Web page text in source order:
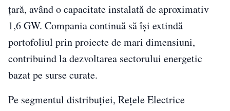
țară, având o capacitate instalată de aproximativ
1,6 GW. Compania continuă să își extindă
portofoliul prin proiecte de mari dimensiuni,
contribuind la dezvoltarea sectorului energetic
bazat pe surse curate.
Pe segmentul distribuției, Rețele Electrice